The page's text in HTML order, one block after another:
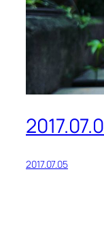
2017.07.05